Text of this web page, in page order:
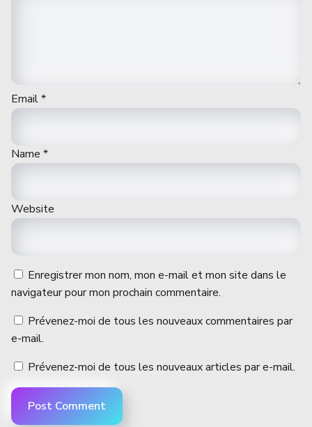
Email*
Name *
Website
Enregistrer mon nom, mon e-mail et mon site dans le
navigateur pour mon prochain commentaire.
Prévenez-moi de tous les nouveaux commentaires par
e-mail.
Prévenez-moi de tous les nouveaux articles par e-mail.